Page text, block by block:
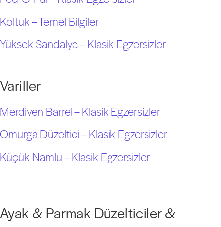
Koltuk – Temel Bilgiler
Yüksek Sandalye – Klasik Egzersizler
Variller
Merdiven Barrel – Klasik Egzersizler
Omurga Düzeltici – Klasik Egzersizler
Küçük Namlu – Klasik Egzersizler
Ayak & Parmak Düzelticiler &